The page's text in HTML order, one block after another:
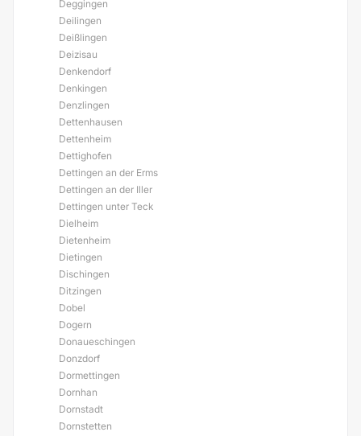
Deggingen
Deilingen
Deißlingen
Deizisau
Denkendorf
Denkingen
Denzlingen
Dettenhausen
Dettenheim
Dettighofen
Dettingen an der Erms
Dettingen an der Iller
Dettingen unter Teck
Dielheim
Dietenheim
Dietingen
Dischingen
Ditzingen
Dobel
Dogern
Donaueschingen
Donzdorf
Dormettingen
Dornhan
Dornstadt
Dornstetten